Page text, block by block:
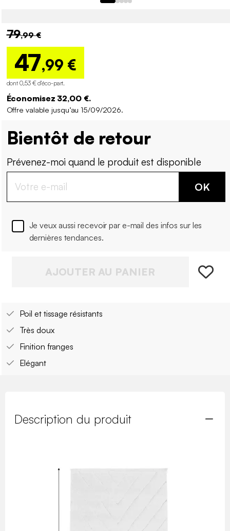
79,99 €
47,99 €
dont 0,53 € d'éco-part.
Économisez 32,00 €.
Offre valable jusqu’au 15/09/2026.
Bientôt de retour
Prévenez-moi quand le produit est disponible
OK
Je veux aussi recevoir par e-mail des infos sur les
dernières tendances.
AJOUTER AU PANIER
Poil et tissage résistants
Très doux
Finition franges
Elégant
Description du produit